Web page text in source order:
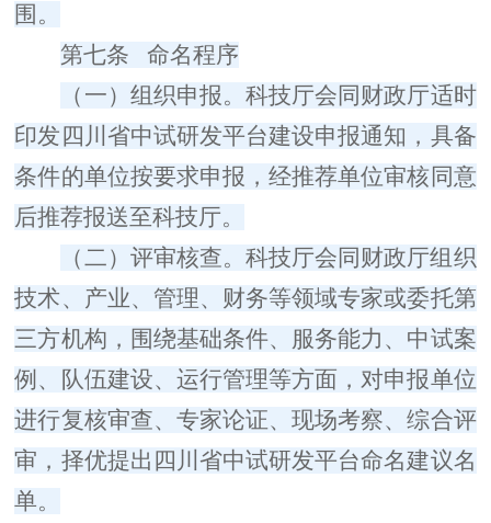
围。
第七条
命名程序
（一）组织申报。 科技厅会同财政厅适时
印发四川省中试研发平台建设申报通知，具备
条件的单位按要求申报 ，经推荐单位审核 同意
后推荐报送至科技厅。
（二）评审核查。 科技厅会同财政厅组织
技术、产业、管理、财务等领域专家或委托第
三方机构，围绕基础条件、服务能力、中试案
例、队伍建设、运行管理等方面，对申报单位
进行复核审查、专家论证、现场考察、综合评
审，择优提出四川省中试研发平台命名建议名
单。